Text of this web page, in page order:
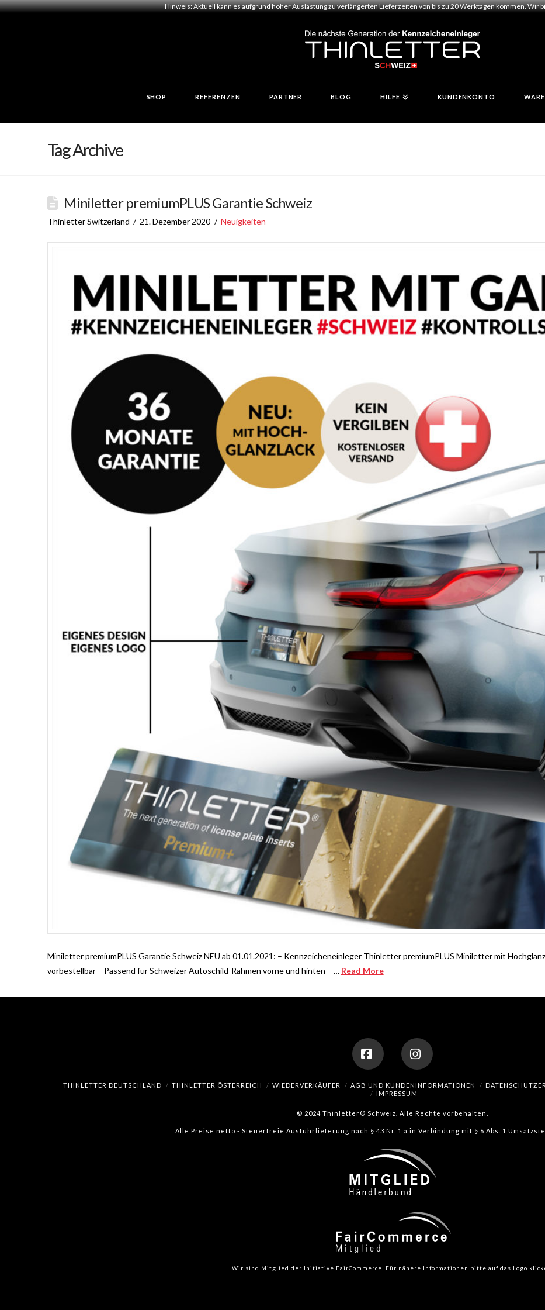
Hinweis: Aktuell kann es aufgrund hoher Auslastung zu verlängerten Lieferzeiten von bis zu 20 Werktagen kommen. Wir
SHOP REFERENZEN PARTNER BLOG HILFE KUNDENKONTO
Tag Archive
Miniletter premiumPLUS Garantie Schweiz
Thinletter Switzerland 21. Dezember 2020 Neuigkeiten
Miniletter premiumPLUS Garantie Schweiz NEU ab 01.01.2021: – Kennzeicheneinleger Thinletter premiumPLUS Miniletter mit
vorbestellbar – Passend für Schweizer Autoschild-Rahmen vorne und hinten – … Read More
FacebookInstagram
THINLETTER DEUTSCHLAND THINLETTER ÖSTERREICH WIEDERVERKÄUFER AGB UND KUNDENINFORMATIONEN
IMPRESSUM
© 2024 Thinletter® Schweiz. Alle Rechte vorbehalten.
Alle Preise netto - Steuerfreie Ausfuhrlieferung nach § 43 Nr. 1 a in Verbindung mit § 6 Abs. 1
Wir sind Mitglied der Initiative FairCommerce. Für nähere Informationen bitte auf das Logo